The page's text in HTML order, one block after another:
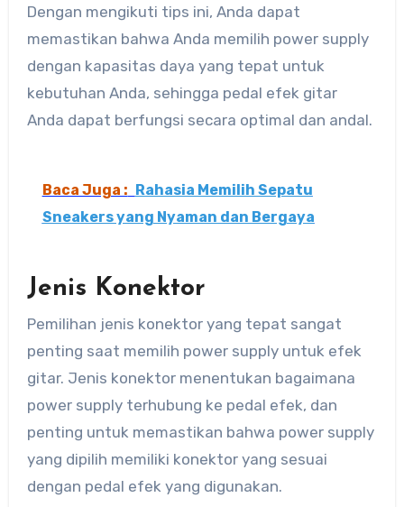
Dengan mengikuti tips ini, Anda dapat
memastikan bahwa Anda memilih power supply
dengan kapasitas daya yang tepat untuk
kebutuhan Anda, sehingga pedal efek gitar
Anda dapat berfungsi secara optimal dan andal.
Baca Juga : Rahasia Memilih Sepatu
Sneakers yang Nyaman dan Bergaya
Jenis Konektor
Pemilihan jenis konektor yang tepat sangat
penting saat memilih power supply untuk efek
gitar. Jenis konektor menentukan bagaimana
power supply terhubung ke pedal efek, dan
penting untuk memastikan bahwa power supply
yang dipilih memiliki konektor yang sesuai
dengan pedal efek yang digunakan.